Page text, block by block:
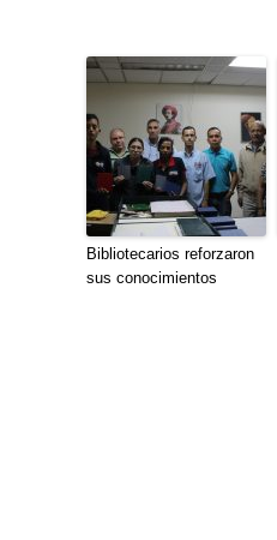
Bibliotecarios reforzaron
sus conocimientos